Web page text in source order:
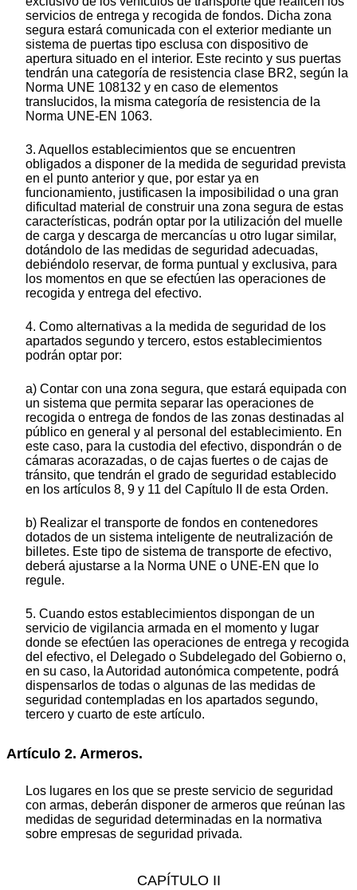
servicios de entrega y recogida de fondos. Dicha zona
segura estará comunicada con el exterior mediante un
sistema de puertas tipo esclusa con dispositivo de
apertura situado en el interior. Este recinto y sus puertas
tendrán una categoría de resistencia clase BR2, según la
Norma UNE 108132 y en caso de elementos
translucidos, la misma categoría de resistencia de la
Norma UNE-EN 1063.
3. Aquellos establecimientos que se encuentren
obligados a disponer de la medida de seguridad prevista
en el punto anterior y que, por estar ya en
funcionamiento, justificasen la imposibilidad o una gran
dificultad material de construir una zona segura de estas
características, podrán optar por la utilización del muelle
de carga y descarga de mercancías u otro lugar similar,
dotándolo de las medidas de seguridad adecuadas,
debiéndolo reservar, de forma puntual y exclusiva, para
los momentos en que se efectúen las operaciones de
recogida y entrega del efectivo.
4. Como alternativas a la medida de seguridad de los
apartados segundo y tercero, estos establecimientos
podrán optar por:
a) Contar con una zona segura, que estará equipada con
un sistema que permita separar las operaciones de
recogida o entrega de fondos de las zonas destinadas al
público en general y al personal del establecimiento. En
este caso, para la custodia del efectivo, dispondrán o de
cámaras acorazadas, o de cajas fuertes o de cajas de
tránsito, que tendrán el grado de seguridad establecido
en los artículos 8, 9 y 11 del Capítulo II de esta Orden.
b) Realizar el transporte de fondos en contenedores
dotados de un sistema inteligente de neutralización de
billetes. Este tipo de sistema de transporte de efectivo,
deberá ajustarse a la Norma UNE o UNE-EN que lo
regule.
5. Cuando estos establecimientos dispongan de un
servicio de vigilancia armada en el momento y lugar
donde se efectúen las operaciones de entrega y recogida
del efectivo, el Delegado o Subdelegado del Gobierno o,
en su caso, la Autoridad autonómica competente, podrá
dispensarlos de todas o algunas de las medidas de
seguridad contempladas en los apartados segundo,
tercero y cuarto de este artículo.
Artículo 2. Armeros.
Los lugares en los que se preste servicio de seguridad
con armas, deberán disponer de armeros que reúnan las
medidas de seguridad determinadas en la normativa
sobre empresas de seguridad privada.
CAPÍTULO II